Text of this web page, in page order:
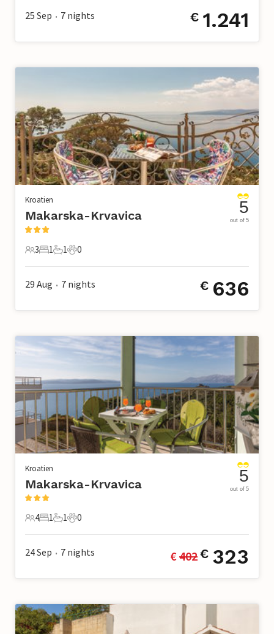
25 Sep • 7 nights € 1.241
Kroatien
Makarska-Krvavica
3 Gäste
3
1 Schlafzimmer
1
1 Badezimmer
1
0 Haustiere
0
5
out of 5
29 Aug • 7 nights € 636
Kroatien
Makarska-Krvavica
4 Gäste
4
1 Schlafzimmer
1
1 Badezimmer
1
0 Haustiere
0
5
out of 5
24 Sep • 7 nights € 402€ 323